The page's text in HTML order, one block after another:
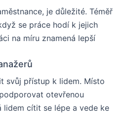
je důležité. Téměř
se práce hodí k jejich
na míru znamená lepší
svůj přístup k lidem. Místo
otevřenou
lidem cítit se lépe a vede ke